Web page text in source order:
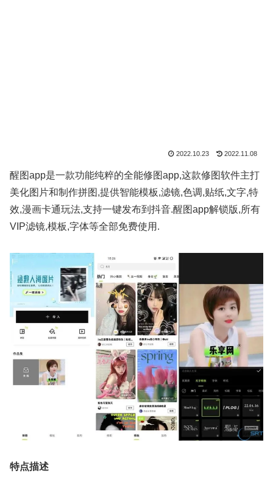
2022.10.23 2022.11.08
醒图app是一款功能纯粹的全能修图app,这款修图软件主打
美化图片和制作拼图,提供智能模板,滤镜,色调,贴纸,文字,特
效,漫画卡通玩法,支持一键发布到抖音.醒图app解锁版,所有
VIP滤镜,模板,字体等全部免费使用.
特点描述